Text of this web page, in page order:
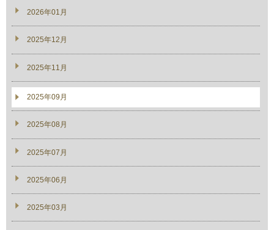
2026年01月
2025年12月
2025年11月
2025年09月
2025年08月
2025年07月
2025年06月
2025年03月